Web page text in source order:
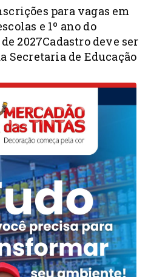
para vagas em
e 1º ano do
2027Cadastro deve ser
Secretaria de Educação